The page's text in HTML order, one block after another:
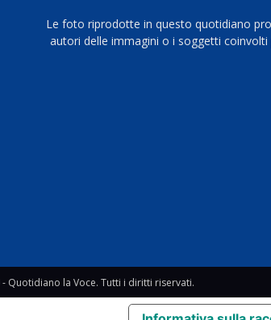
Le foto riprodotte in questo quotidiano
autori delle immagini o i soggetti
Quotidiano la Voce. Tutti i diritti riservati.